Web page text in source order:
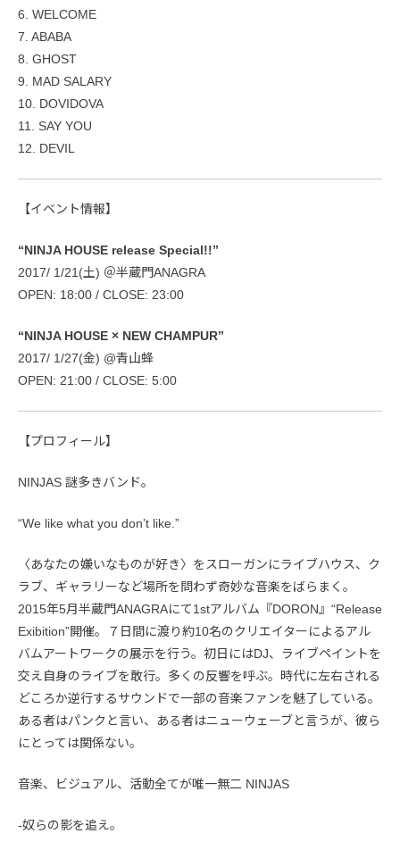
6. WELCOME
7. ABABA
8. GHOST
9. MAD SALARY
10. DOVIDOVA
11. SAY YOU
12. DEVIL
​【​イベント情報​】
“NINJA HOUSE release Special!!”
2017/ 1/21(土) ＠半蔵門ANAGRA
OPEN: 18:00 / CLOSE: 23:00
“NINJA HOUSE × NEW CHAMPUR”
2017/ 1/27(金) @青山蜂
OPEN: 21:00 / CLOSE: 5:00
【プロフィール】
NINJAS 謎多きバンド。
“We like what you don’t like.”
〈あなたの嫌いなものが好き〉をスローガンにライブハウス、ク
ラブ、ギャラリーなど場所を問わず奇妙な音楽をばらまく。
2015年5月半蔵門ANAGRAにて1stアルバム『DORON』“Release
Exibition”開催。７日間に渡り約10名のクリエイターによるアル
バムアートワークの展示を行う。初日にはDJ、ライブペイントを
交え自身のライブを敢行。多くの反響を呼ぶ。時代に左右される
どころか逆行するサウンドで一部の音楽ファンを魅了している。
ある者はパンクと言い、ある者はニューウェーブと言うが、彼ら
にとっては関係ない。
音楽、ビジュアル、活動全てが唯一無二 NINJAS
-奴らの影を追え。